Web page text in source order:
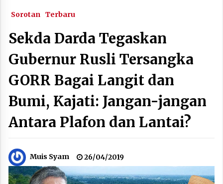
Sorotan Terbaru
Sekda Darda Tegaskan
Gubernur Rusli Tersangka
GORR Bagai Langit dan
Bumi, Kajati: Jangan-jangan
Antara Plafon dan Lantai?
Muis Syam 26/04/2019